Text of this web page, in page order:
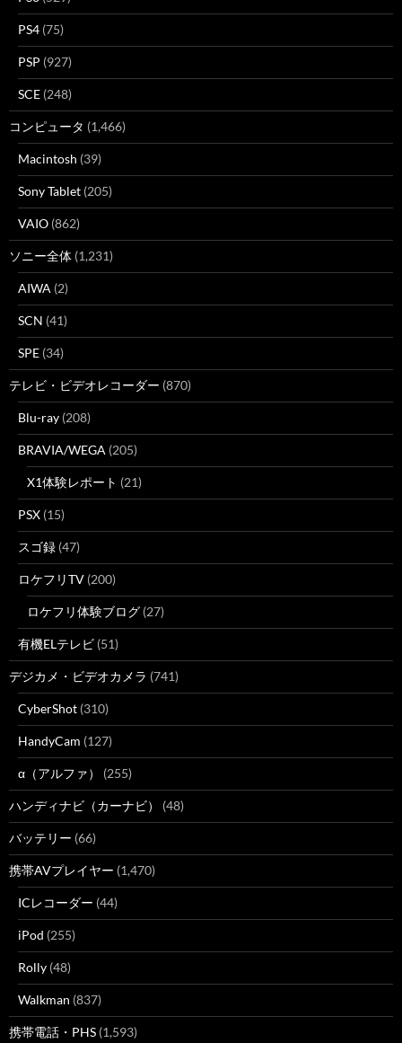
PS4 (75)
PSP (927)
SCE (248)
コンピュータ (1,466)
Macintosh (39)
Sony Tablet (205)
VAIO (862)
ソニー全体 (1,231)
AIWA (2)
SCN (41)
SPE (34)
テレビ・ビデオレコーダー (870)
Blu-ray (208)
BRAVIA/WEGA (205)
X1体験レポート (21)
PSX (15)
スゴ録 (47)
ロケフリTV (200)
ロケフリ体験ブログ (27)
有機ELテレビ (51)
デジカメ・ビデオカメラ (741)
CyberShot (310)
HandyCam (127)
α（アルファ） (255)
ハンディナビ（カーナビ） (48)
バッテリー (66)
携帯AVプレイヤー (1,470)
ICレコーダー (44)
iPod (255)
Rolly (48)
Walkman (837)
携帯電話・PHS (1,593)